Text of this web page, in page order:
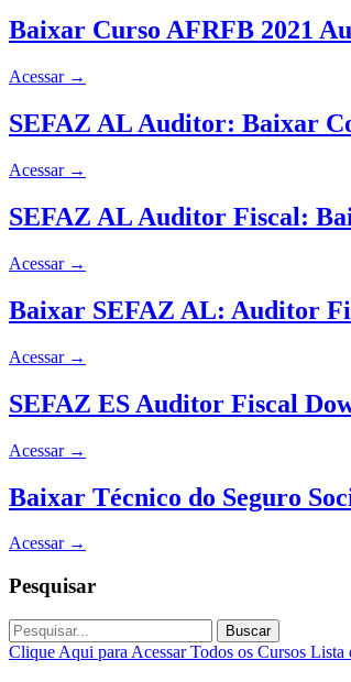
Baixar Curso AFRFB 2021
Acessar →
SEFAZ AL Auditor: Baixar
Acessar →
SEFAZ AL Auditor Fiscal:
Acessar →
Baixar SEFAZ AL: Auditor
Acessar →
SEFAZ ES Auditor Fiscal
Acessar →
Baixar Técnico do Seguro
Acessar →
Pesquisar
Buscar
Clique Aqui para Acessar Todos os Cursos Lista